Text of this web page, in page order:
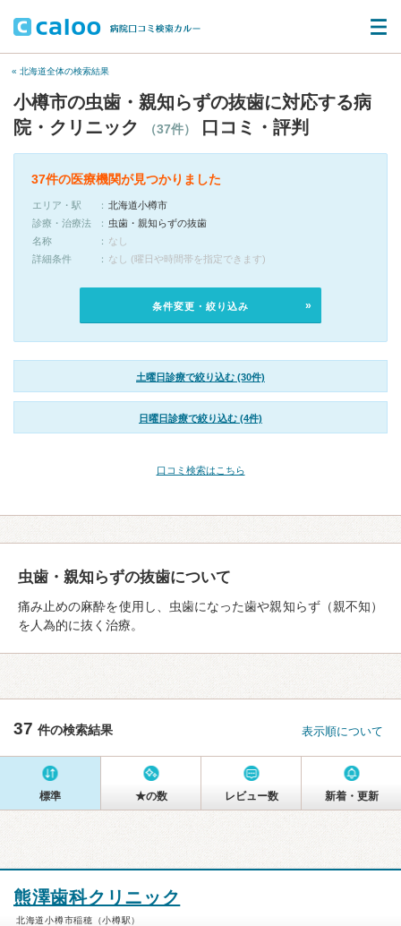
« 北海道全体の検索結果
小樽市の虫歯・親知らずの抜歯に対応する病
院・クリニック
（37件） 口コミ・評判
37件の医療機関が見つかりました
エリア・駅
北海道小樽市
診療・治療法
虫歯・親知らずの抜歯
名称
なし
詳細条件
なし (曜日や時間帯を指定できます)
条件変更・絞り込み
土曜日診療で絞り込む (30件)
日曜日診療で絞り込む (4件)
口コミ検索はこちら
虫歯・親知らずの抜歯について
痛み止めの麻酔を使用し、虫歯になった歯や親知らず（親不知）
を人為的に抜く治療。
37 件の検索結果 表示順について
標準 ★の数 レビュー数 新着・更新
熊澤歯科クリニック
北海道小樽市稲穂（小樽駅）